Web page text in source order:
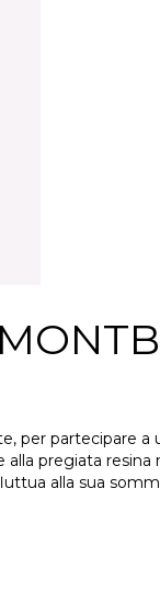
per partecipare
pregiata
alla sua